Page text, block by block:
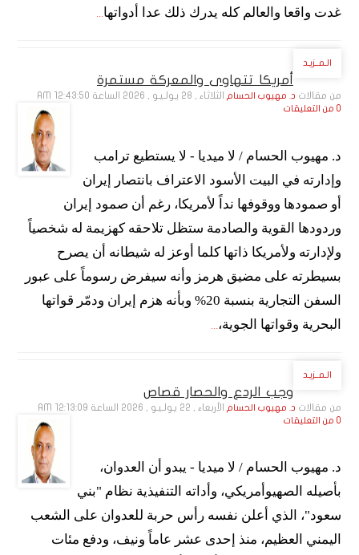
غدت واقعا والعالم كله يدرك ذلك عدا أدواتها
الـمــزيـد
أمريكا تتهاوى والمعركة مستمرة
من مقالات د. مهيوب الحسام الثلاثاء , 28 يـولـيـو , 2026 الساعة 12:43:50 AM
0 من التعليقات
د. مهيوب الحسام / لا ميديا - لا يستطيع ترامب
وإدارته في البيت الأسود الاعتراف بانتصار إيران
أو صمودها ووقوفها نداً لأمريكا، رغم أن صمود إيران
وردودها القوية والصادمة ستظل تلاحقه كهزيمة له شخصياً
ولإدارته ولأمريكا ذاتها كلما أوعز له شيطانه أن يصرح
بسيطرته على مضيق هرمز وأنه سيفرض رسوماً على عبور
السفن التجارية بنسبة 20% وبأنه هزم إيران ودمّر قواتها
البحرية وقواتها الجوية،
الـمــزيـد
وجب الردع والحصار قصاص
من مقالات د. مهيوب الحسام الأربعاء , 22 يـولـيـو , 2026 الساعة 12:13:09 AM
0 من التعليقات
د. مهيوب الحسام / لا ميديا - يبدو أن العدوان،
بأصيله الصهيوأمريكي، وأداته التنفيذية نظام "بني
سعود"، الذي أعلن نفسه رأس حربة للعدوان على الشعب
اليمني العظيم، منذ إحدى عشر عاماً ونيف، ودفع مئات